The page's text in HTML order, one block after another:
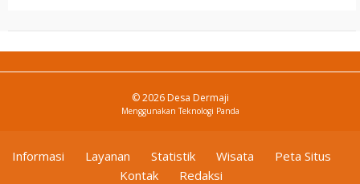
© 2026 Desa Dermaji
MenggunakanTeknologi Panda
Informasi Layanan Statistik Wisata
Peta Situs
Kontak
Redaksi